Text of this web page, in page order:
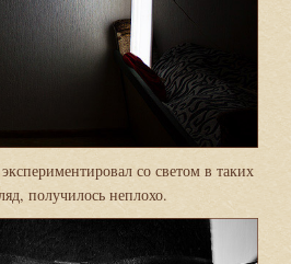
со светом в таких
получилось неплохо.